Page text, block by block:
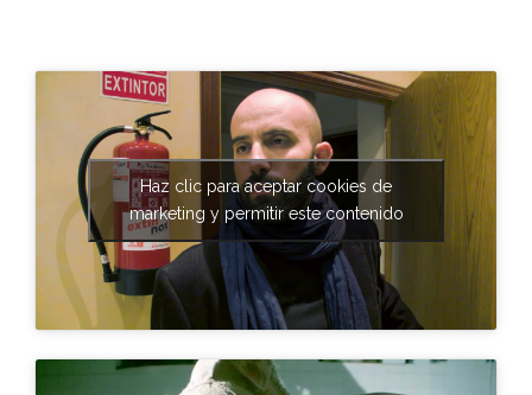
Haz clic para aceptar cookies de
marketing y permitir este contenido